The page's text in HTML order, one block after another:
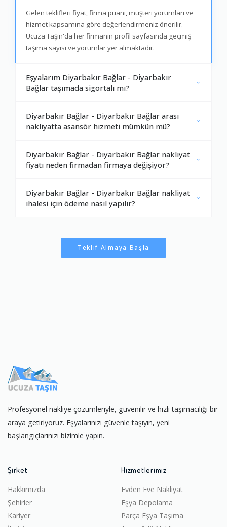
Gelen teklifleri fiyat, firma puanı, müşteri yorumları ve
hizmet kapsamına göre değerlendirmeniz önerilir.
Ucuza Taşın'da her firmanın profil sayfasında geçmiş
taşıma sayısı ve yorumlar yer almaktadır.
Eşyalarım Diyarbakır Bağlar - Diyarbakır
Bağlar taşımada sigortalı mı?
Diyarbakır Bağlar - Diyarbakır Bağlar arası
nakliyatta asansör hizmeti mümkün mü?
Diyarbakır Bağlar - Diyarbakır Bağlar nakliyat
fiyatı neden firmadan firmaya değişiyor?
Diyarbakır Bağlar - Diyarbakır Bağlar nakliyat
ihalesi için ödeme nasıl yapılır?
Teklif Almaya Başla
Profesyonel nakliye çözümleriyle, güvenilir ve hızlı taşımacılığı bir
araya getiriyoruz. Eşyalarınızı güvenle taşıyın, yeni
başlangıçlarınızı bizimle yapın.
Şirket
Hakkımızda
Şehirler
Kariyer
Hizmetlerimiz
Evden Eve Nakliyat
Eşya Depolama
Parça Eşya Taşıma